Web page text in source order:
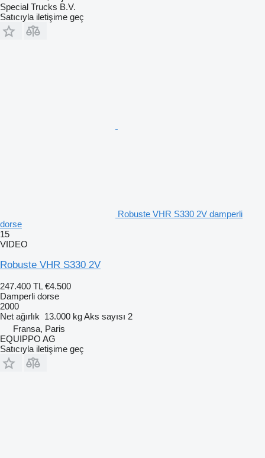
Special Trucks B.V.
Satıcıyla iletişime geç
Robuste VHR S330 2V damperli
dorse
15
VIDEO
Robuste VHR S330 2V
247.400 TL €4.500
Damperli dorse
2000
Net ağırlık 13.000 kgAks sayısı 2
Fransa, Paris
EQUIPPO AG
Satıcıyla iletişime geç